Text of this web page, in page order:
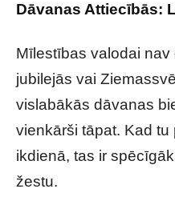
Dāvanas Attiecībās:
Mīlestības valodai
jubilejās vai
vislabākās dāvanas
vienkārši tāpat. Kad tu
ikdienā, tas ir
žestu.